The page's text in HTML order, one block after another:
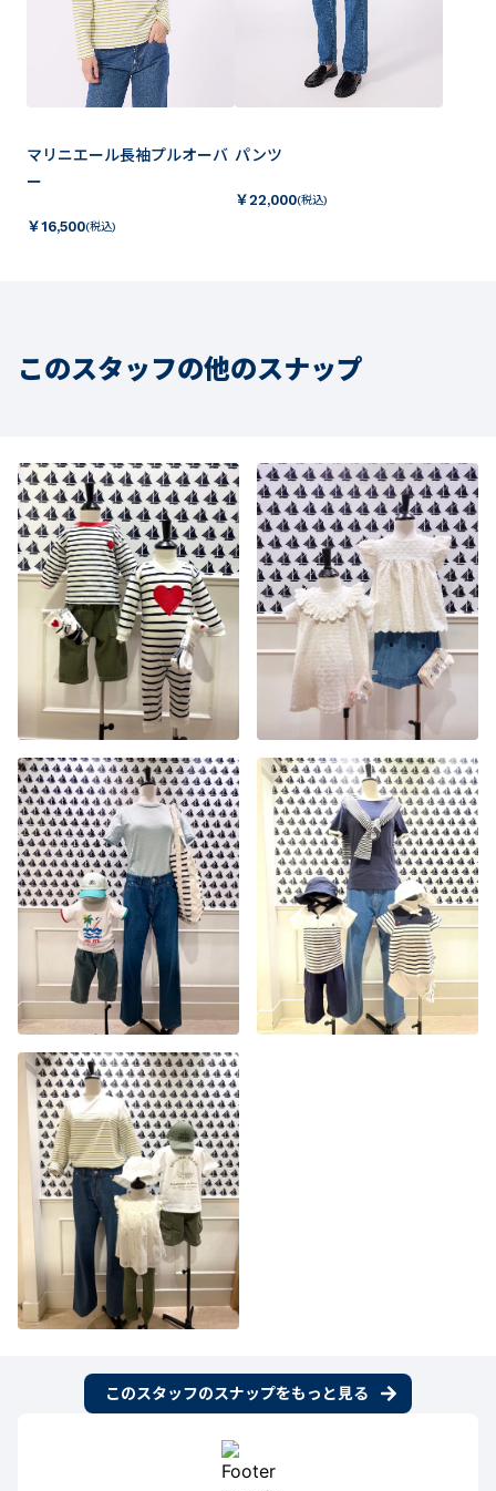
マリニエール長袖プルオーバ
ー
￥16,500(税込)
パンツ
￥22,000(税込)
このスタッフの他のスナップ
このスタッフのスナップをもっと見る